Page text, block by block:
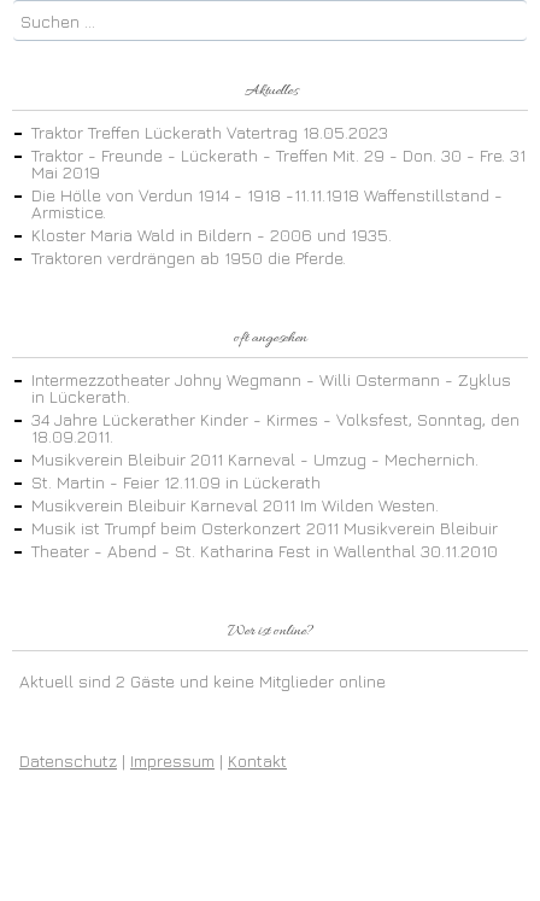
Aktuelles
Traktor Treffen Lückerath Vatertrag 18.05.2023
Traktor - Freunde - Lückerath - Treffen Mit. 29 - Don. 30 - Fre. 31
Mai 2019
Die Hölle von Verdun 1914 - 1918 -11.11.1918 Waffenstillstand -
Armistice.
Kloster Maria Wald in Bildern - 2006 und 1935.
Traktoren verdrängen ab 1950 die Pferde.
oft angesehen
Intermezzotheater Johny Wegmann - Willi Ostermann - Zyklus
in Lückerath.
34 Jahre Lückerather Kinder - Kirmes - Volksfest, Sonntag, den
18.09.2011.
Musikverein Bleibuir 2011 Karneval - Umzug - Mechernich.
St. Martin - Feier 12.11.09 in Lückerath
Musikverein Bleibuir Karneval 2011 Im Wilden Westen.
Musik ist Trumpf beim Osterkonzert 2011 Musikverein Bleibuir
Theater - Abend - St. Katharina Fest in Wallenthal 30.11.2010
Wer ist online?
Aktuell sind 2 Gäste und keine Mitglieder online
Datenschutz | Impressum | Kontakt